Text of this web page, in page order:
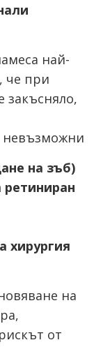
най-
че при
закъсняло,
невъзможни
на зъб)
ретиниран
хирургия
на
от